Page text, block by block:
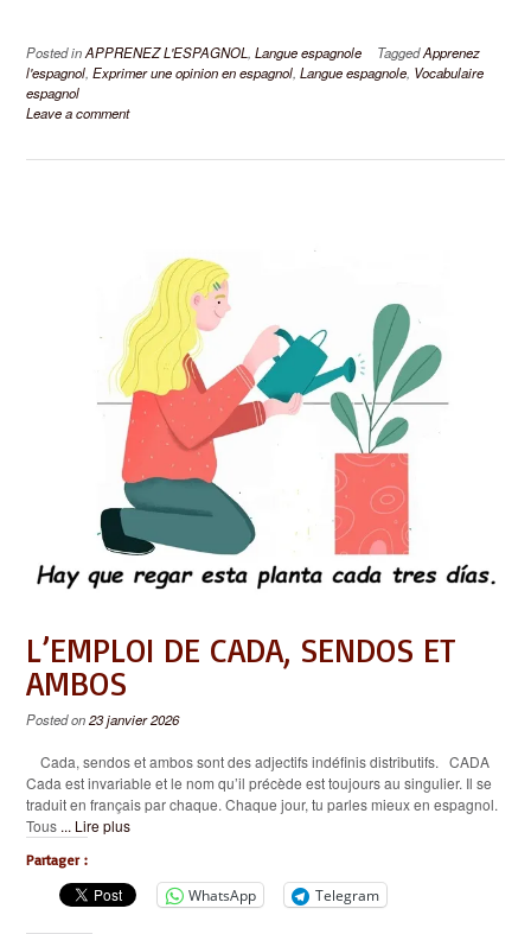
Posted inAPPRENEZ L'ESPAGNOL , Langue espagnole TaggedApprenez
l'espagnol, Exprimer une opinion en espagnol, Langue espagnole, Vocabulaire
espagnol
Leave a comment
L’EMPLOI DE CADA, SENDOS ET
AMBOS
Posted on23 janvier 2026
Cada, sendos et ambos sont des adjectifs indéfinis distributifs. CADA
Cada est invariable et le nom qu’il précède est toujours au singulier. Il se
traduit en français par chaque. Chaque jour, tu parles mieux en espagnol.
Tous ... Lire plus
Partager :
WhatsApp Telegram